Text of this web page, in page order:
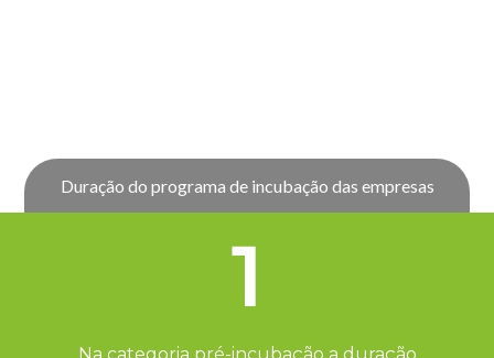
Duração do programa de incubação das empresas
1
Na categoria pré-incubação a duração